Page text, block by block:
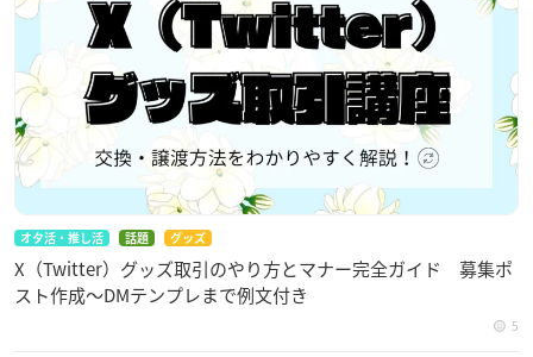
オタ活・推し活 話題 グッズ
X（Twitter）グッズ取引のやり方とマナー完全ガイド 募集ポ
スト作成〜DMテンプレまで例文付き
5